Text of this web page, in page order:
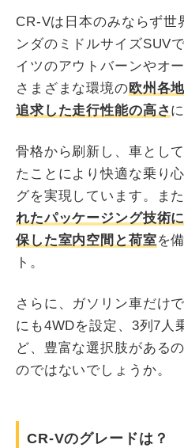
CR-Vは日本のみならず世
ンダのミドルサイズSUV
イツのアウトバーンやオ
さまざまな環境の 欧州各
追求した走行性能の高さ
骨格から刷新し、車とし
たことにより快適な乗り
グを実現しています。ま
れたパッケージング技術
保した室内空間と荷室を
ト。
さらに、ガソリン車だけ
にも4WDを設定、3列7人
ど、豊富な選択肢がある
のではないでしょうか。
CR-Vのグレードは？